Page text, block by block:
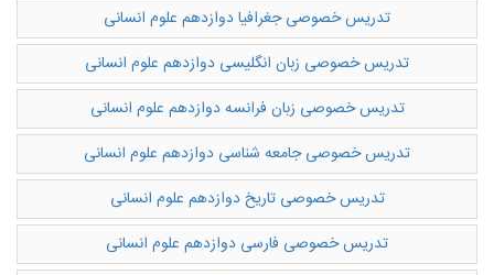
مهارت های عمومی
تدریس به کودکان
آموزشگاه ها
تدریس خصوصی جغرافیا دوازدهم علوم انسانی
تدریس خصوصی زبان انگلیسی دوازدهم علوم انسانی
تدریس خصوصی زبان فرانسه دوازدهم علوم انسانی
تدریس خصوصی جامعه شناسی دوازدهم علوم انسانی
تدریس خصوصی تاریخ دوازدهم علوم انسانی
تدریس خصوصی فارسی دوازدهم علوم انسانی